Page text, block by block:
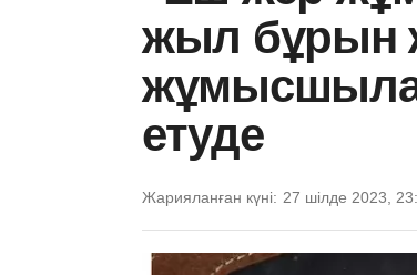
жыл бұрын
етуде
Жарияланған күні: 27 шілде 2023,